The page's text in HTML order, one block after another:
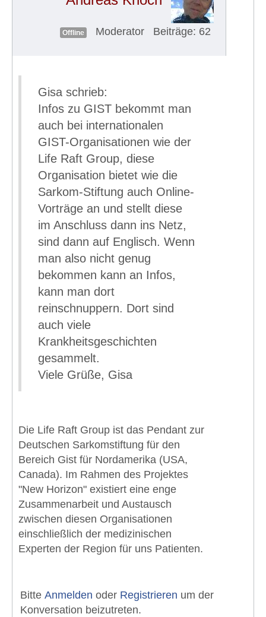
Offline Moderator Beiträge: 62
Gisa schrieb:
Infos zu GIST bekommt man
auch bei internationalen
GIST-Organisationen wie der
Life Raft Group, diese
Organisation bietet wie die
Sarkom-Stiftung auch Online-
Vorträge an und stellt diese
im Anschluss dann ins Netz,
sind dann auf Englisch. Wenn
man also nicht genug
bekommen kann an Infos,
kann man dort
reinschnuppern. Dort sind
auch viele
Krankheitsgeschichten
gesammelt.
Viele Grüße, Gisa
Die Life Raft Group ist das Pendant zur
Deutschen Sarkomstiftung für den
Bereich Gist für Nordamerika (USA,
Canada). Im Rahmen des Projektes
"New Horizon" existiert eine enge
Zusammenarbeit und Austausch
zwischen diesen Organisationen
einschließlich der medizinischen
Experten der Region für uns Patienten.
Bitte Anmelden oder Registrieren um der
Konversation beizutreten.